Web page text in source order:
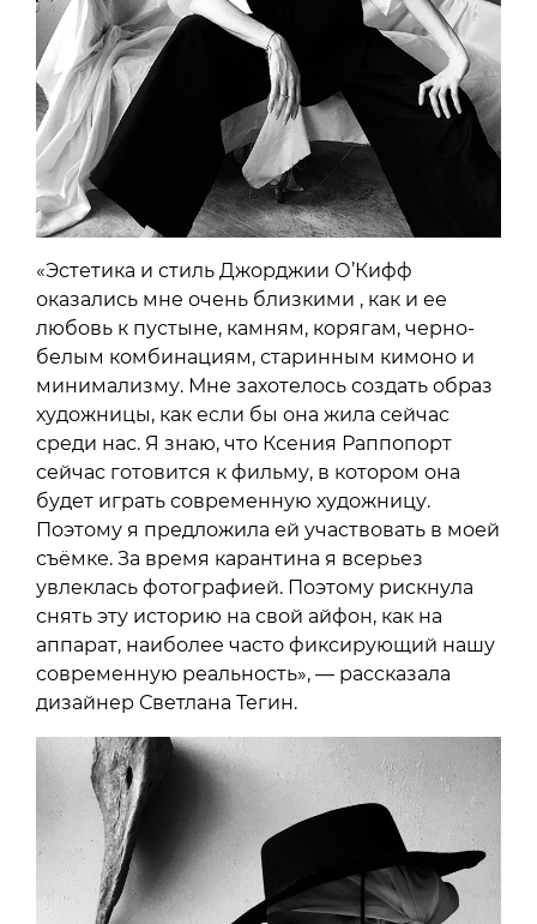
«Эстетика и стиль Джорджии О’Кифф
оказались мне очень близкими , как и ее
любовь к пустыне, камням, корягам, черно-
белым комбинациям, старинным кимоно и
минимализму. Мне захотелось создать образ
художницы, как если бы она жила сейчас
среди нас. Я знаю, что Ксения Раппопорт
сейчас готовится к фильму, в котором она
будет играть современную художницу.
Поэтому я предложила ей участвовать в моей
съёмке. За время карантина я всерьез
увлеклась фотографией. Поэтому рискнула
снять эту историю на свой айфон, как на
аппарат, наиболее часто фиксирующий нашу
современную реальность», — рассказала
дизайнер Светлана Тегин.